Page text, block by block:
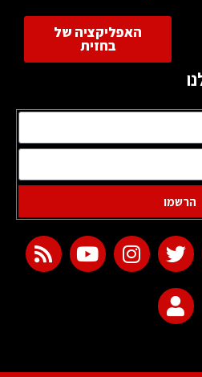
האפליקציה של
בחזית
הרשמו